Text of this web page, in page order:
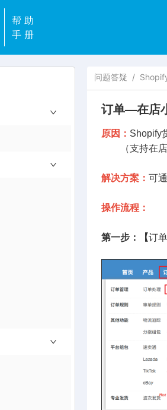
帮助
手册
问题答疑 /
订单—在店
原因： Shopify
（支持在店
解决方案： 可
操作流程：
第一步：【订